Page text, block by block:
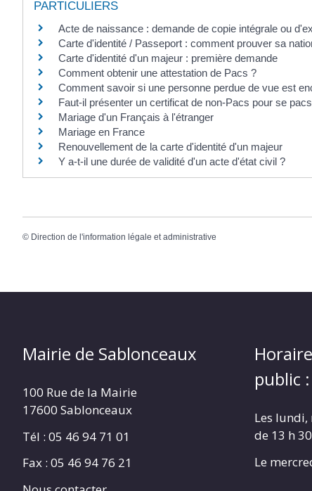
PARTICULIERS
Acte de naissance : demande de copie intégrale ou
Carte d'identité / Passeport : comment prouver sa
Carte d'identité d'un majeur : première demande
Comment obtenir une attestation de Pacs ?
Comment savoir si une personne perdue de vue est
Faut-il présenter un certificat de non-Pacs pour se
Mariage d'un Français à l'étranger
Mariage en France
Renouvellement de la carte d'identité d'un majeur
Y a-t-il une durée de validité d'un acte d'état civil ?
© Direction de l'information légale et administrative
Mairie de Sablonceaux
100 Rue de la Mairie
17600 Sablonceaux
Tél : 05 46 94 71 01
Fax : 05 46 94 76 21
public :
Les
de 13 h
Le